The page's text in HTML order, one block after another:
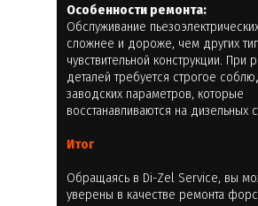
Особенности ремонта:
Обслуживание
сложнее и дороже, чем других
чувствительной конструкции. При
деталей требуется строгое
заводских параметров, которые
восстанавливаются на дизельных
Итог
Обращаясь в Di-Zel Service, вы
уверены в качестве ремонта